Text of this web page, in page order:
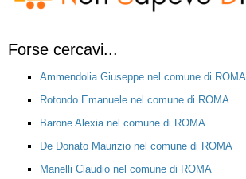
Forse cercavi...
Ammendolia Giuseppe nel comune di ROMA
Rotondo Emanuele nel comune di ROMA
Barone Alexia nel comune di ROMA
De Donato Maurizio nel comune di ROMA
Manelli Claudio nel comune di ROMA